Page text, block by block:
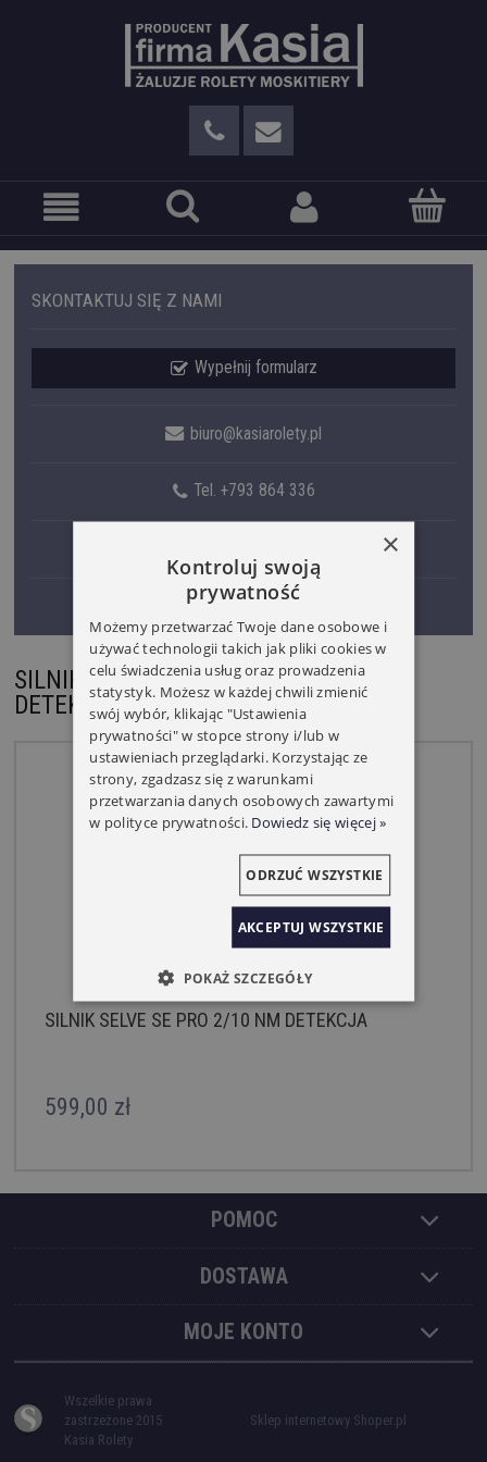
SKONTAKTUJ SIĘ Z NAMI
Wypełnij formularz
biuro@kasiarolety.pl
Tel. +793 864 336
Tel. +793 893 489
SILNIK SELVE SEL PLUS PRZEWODOWY
DETEKCJA
SILNIK SELVE SE PRO 2/10 NM DETEKCJA
599,00 zł
POMOC
DOSTAWA
MOJE KONTO
Wszelkie prawa
zastrzeżone 2015
Kasia Rolety
Sklep internetowy Shoper.pl
×
Kontroluj swoją
prywatność
Możemy przetwarzać Twoje dane osobowe i
używać technologii takich jak pliki cookies w
celu świadczenia usług oraz prowadzenia
statystyk. Możesz w każdej chwili zmienić
swój wybór, klikając "Ustawienia
prywatności" w stopce strony i/lub w
ustawieniach przeglądarki. Korzystając ze
strony, zgadzasz się z warunkami
przetwarzania danych osobowych zawartymi
w polityce prywatności. Dowiedz się więcej »
AKCEPTUJ WSZYSTKIE
ODRZUĆ WSZYSTKIE
POKAŻ SZCZEGÓŁY